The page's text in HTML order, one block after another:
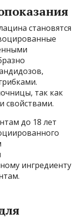
становятся
так как
свойствами.
до 18 лет
ингредиенту